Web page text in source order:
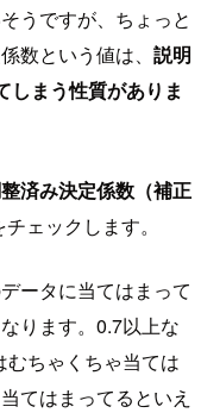
うですが、ちょっと
数という値は、 説明
しまう性質がありま
済み決定係数（補正
ェックします。
ータに当てはまって
ります。0.7以上な
ちゃくちゃ当ては
てはまってるといえ